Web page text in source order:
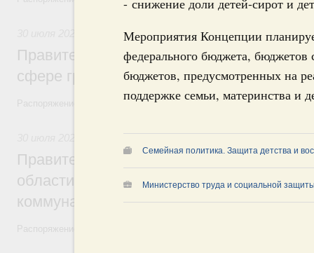
- снижение доли детей-сирот и
Мероприятия Концепции
федерального бюджета,
бюджетов, предусмотренных на
поддержке семьи, материнства и
Семейная политика. Защита детства и
Министерство труда и социальной
Авиастроение
Правительство профинансирует
сфере гражданской авиации
Распоряжение от 27 июля 2026 года №1979-р, распоряжение от 30
Жилищно-коммунальное хозяйство
Правительство выделило
области на поддержку предприятий
коммунального хозяйства